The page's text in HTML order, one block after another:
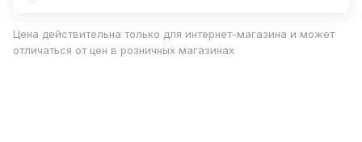
Цена действительна только для интернет-магазина и может
отличаться от цен в розничных магазинах